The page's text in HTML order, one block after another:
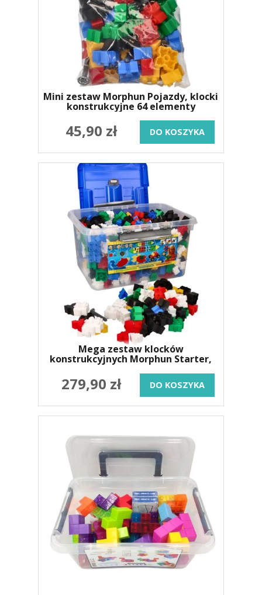
Mini zestaw Morphun Pojazdy, klocki
konstrukcyjne 64 elementy
45,90 zł DO KOSZYKA
Mega zestaw klocków
konstrukcyjnych Morphun Starter,
600 elementów
279,90 zł DO KOSZYKA